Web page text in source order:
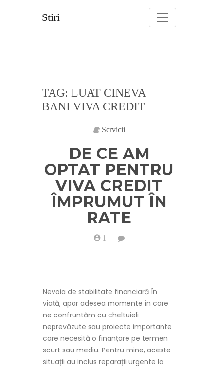
Stiri
TAG: LUAT CINEVA
BANI VIVA CREDIT
Servicii
DE CE AM
OPTAT PENTRU
VIVA CREDIT
ÎMPRUMUT ÎN
RATE
1
Credit
împrumut
rate
Nevoia de stabilitate financiară În
viață, apar adesea momente în care
ne confruntăm cu cheltuieli
neprevăzute sau proiecte importante
care necesită o finanțare pe termen
scurt sau mediu. Pentru mine, aceste
situații au inclus reparații urgente la